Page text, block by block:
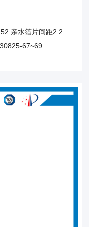
亲水箔片间距2.2
67~69